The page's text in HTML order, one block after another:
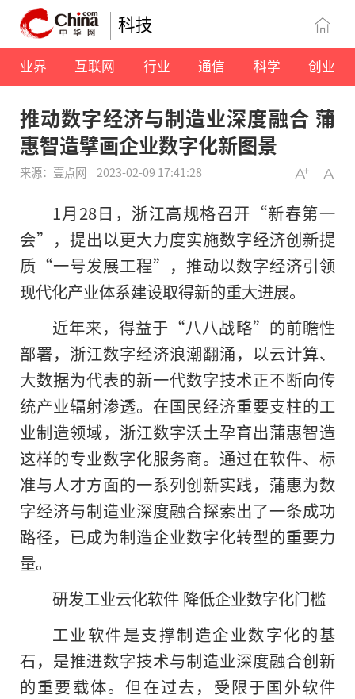
科技
业界 互联网 行业 通信 科学 创业
推动数字经济与制造业深度融合 蒲
惠智造擘画企业数字化新图景
来源：壹点网 2023-02-09 17:41:28
1月28日，浙江高规格召开“新春第一
会”，提出以更大力度实施数字经济创新提
质“一号发展工程”，推动以数字经济引领
现代化产业体系建设取得新的重大进展。
近年来，得益于“八八战略”的前瞻性
部署，浙江数字经济浪潮翻涌，以云计算、
大数据为代表的新一代数字技术正不断向传
统产业辐射渗透。在国民经济重要支柱的工
业制造领域，浙江数字沃土孕育出蒲惠智造
这样的专业数字化服务商。通过在软件、标
准与人才方面的一系列创新实践，蒲惠为数
字经济与制造业深度融合探索出了一条成功
路径，已成为制造企业数字化转型的重要力
量。
研发工业云化软件 降低企业数字化门槛
工业软件是支撑制造企业数字化的基
石，是推进数字技术与制造业深度融合创新
的重要载体。但在过去，受限于国外软件